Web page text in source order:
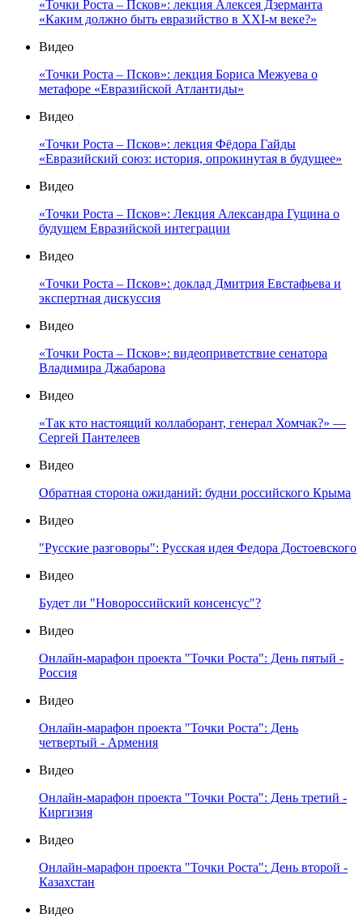
«Точки Роста – Псков»: лекция Алексея Дзерманта
«Каким должно быть евразийство в XXI-м веке?»
Видео
«Точки Роста – Псков»: лекция Бориса Межуева о
метафоре «Евразийской Атлантиды»
Видео
«Точки Роста – Псков»: лекция Фёдора Гайды
«Евразийский союз: история, опрокинутая в будущее»
Видео
«Точки Роста – Псков»: Лекция Александра Гущина о
будущем Евразийской интеграции
Видео
«Точки Роста – Псков»: доклад Дмитрия Евстафьева и
экспертная дискуссия
Видео
«Точки Роста – Псков»: видеоприветствие сенатора
Владимира Джабарова
Видео
«Так кто настоящий коллаборант, генерал Хомчак?» —
Сергей Пантелеев
Видео
Обратная сторона ожиданий: будни российского Крыма
Видео
"Русские разговоры": Русская идея Федора Достоевского
Видео
Будет ли "Новороссийский консенсус"?
Видео
Онлайн-марафон проекта "Точки Роста": День пятый -
Россия
Видео
Онлайн-марафон проекта "Точки Роста": День
четвертый - Армения
Видео
Онлайн-марафон проекта "Точки Роста": День третий -
Киргизия
Видео
Онлайн-марафон проекта "Точки Роста": День второй -
Казахстан
Видео